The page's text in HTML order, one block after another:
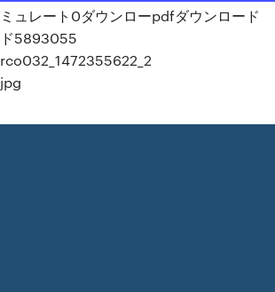
ミュレート0ダウンロー
ド5893055
rco032_1472355622_2
jpg
pdfダウンロード